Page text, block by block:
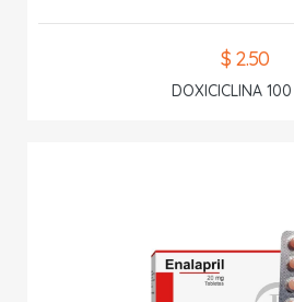
$ 2.50
DOXICICLINA